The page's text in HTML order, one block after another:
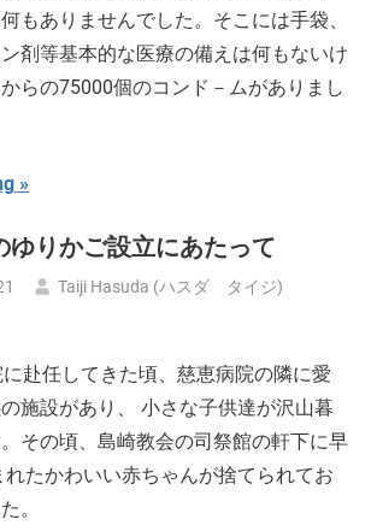
もありませんでした。そこには手袋、
剤等基本的な医療の備えは何もないけ
らの75000個のコンド－ムがありまし
ゆりかご設立にあたって
Taiji Hasuda (ハスダ タイジ)
赴任してきた頃、慈恵病院の隣に愛
施設があり、 小さな子供達が沢山暮
その頃、島崎教会の司祭館の軒下に早
たかわいい赤ちゃんが捨てられてお
。